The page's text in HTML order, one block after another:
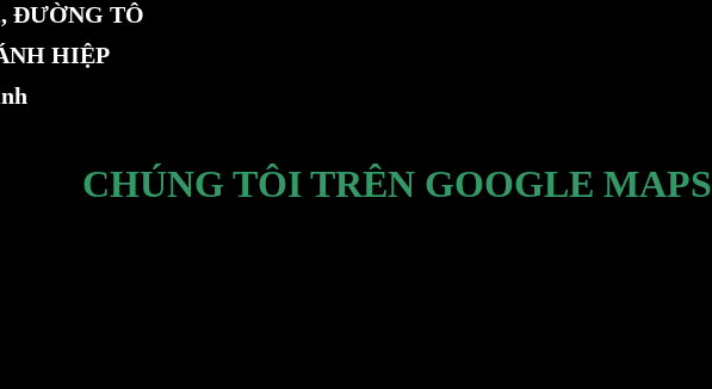
ĐƯỜNG TÔ
HIỆP
CHÚNG TÔI TRÊN GOOGLE MAPS